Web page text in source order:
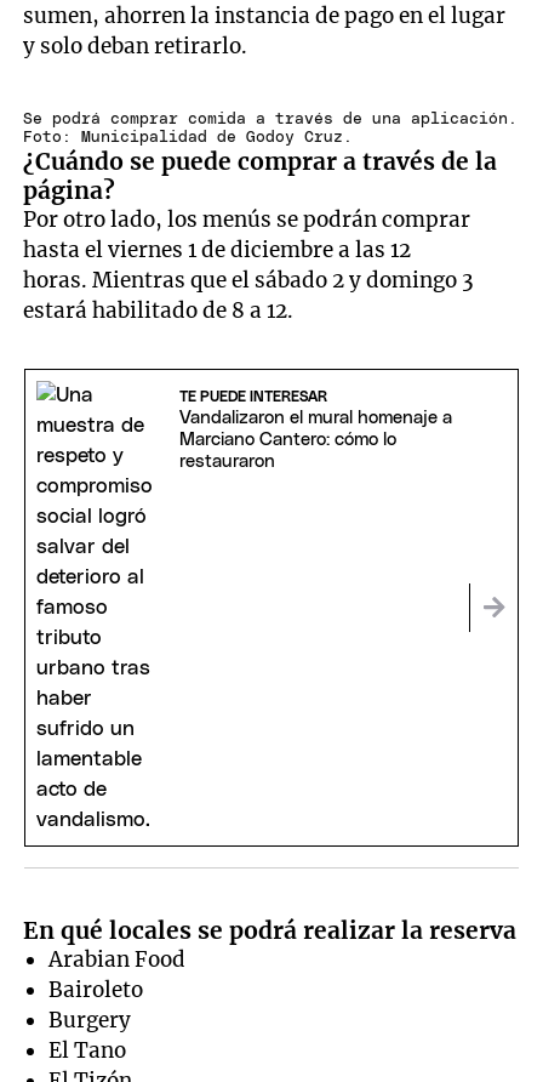
sumen, ahorren la instancia de pago en el lugar
y solo deban retirarlo.
Se podrá comprar comida a través de una aplicación.
Foto: Municipalidad de Godoy Cruz.
¿Cuándo se puede comprar a través de la
página?
Por otro lado, los menús se podrán comprar
hasta el viernes 1 de diciembre a las 12
horas. Mientras que el sábado 2 y domingo 3
estará habilitado de 8 a 12.
TE PUEDE INTERESAR
Vandalizaron el mural homenaje a
Marciano Cantero: cómo lo
restauraron
En qué locales se podrá realizar la reserva
Arabian Food
Bairoleto
Burgery
El Tano